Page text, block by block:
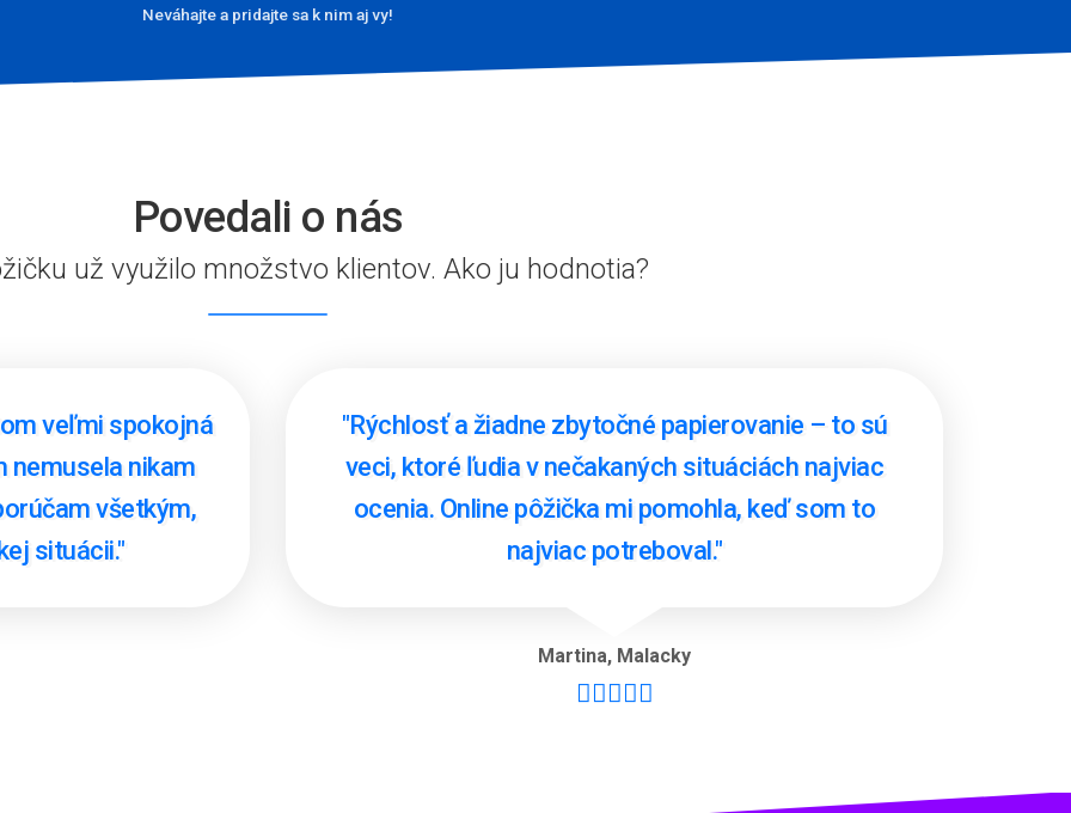
Neváhajte a pridajte sa k nim aj vy!
Povedali o nás
už využilo množstvo klientov. Ako ju hodnotia?
veľmi spokojná
nemusela nikam
všetkým,
situácii."
"Rýchlosť a žiadne zbytočné papierovanie – to sú
veci, ktoré ľudia v nečakaných situáciách najviac
ocenia. Online pôžička mi pomohla, keď som to
najviac potreboval."
Martina, Malacky
